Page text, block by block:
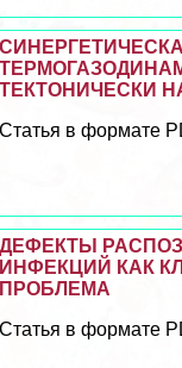
ТЕКТОНИЧЕСКИ
Статья в формате
ДЕФЕКТЫ
ИНФЕКЦИЙ КАК
ПРОБЛЕМА
Статья в формате